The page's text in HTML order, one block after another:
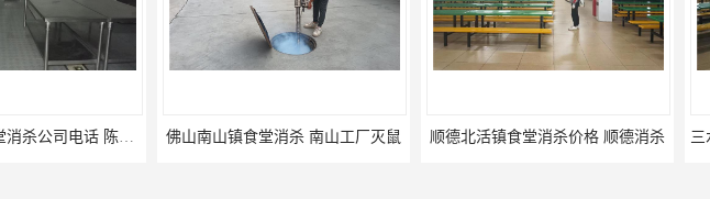
佛山陈村镇食堂消杀公司电话 陈村食堂灭鼠 佛山南山镇食堂消杀 南山工厂灭鼠 顺德北活镇食堂消杀价格 顺德消杀